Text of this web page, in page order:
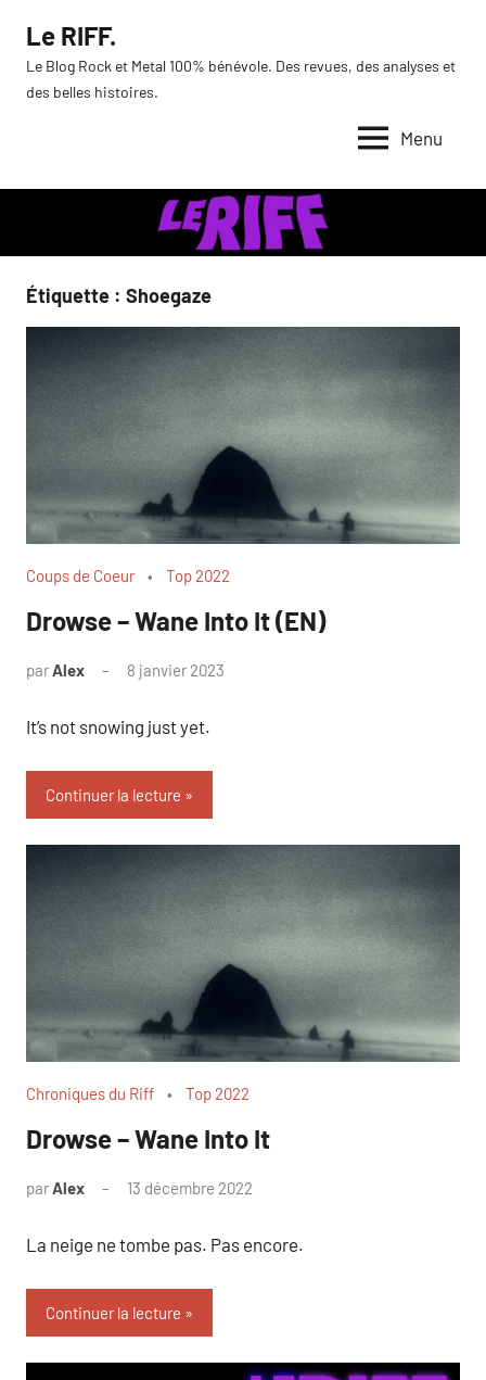
contenu
Le RIFF.
Le Blog Rock et Metal 100% bénévole. Des revues, des analyses et
des belles histoires.
Menu
Étiquette : Shoegaze
Coups de Coeur Top 2022
Drowse – Wane Into It (EN)
parAlex 8 janvier 2023
It’s not snowing just yet.
Continuer la lecture
Chroniques du Riff Top 2022
Drowse – Wane Into It
parAlex 13 décembre 2022
La neige ne tombe pas. Pas encore.
Continuer la lecture